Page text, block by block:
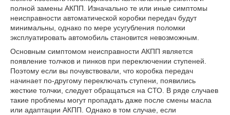
полной замены АКПП. Изначально те или иные симптомы
неисправности автоматической коробки передач будут
минимальны, однако по мере усугубления поломки
эксплуатировать автомобиль становится невозможным.
Основным симптомом неисправности АКПП является
появление толчков и пинков при переключении ступеней.
Поэтому если вы почувствовали, что коробка передач
начинает по-другому переключать ступени, появились
жесткие толчки, следует обращаться на СТО. В ряде случаев
такие проблемы могут пропадать даже после смены масла
или адаптации АКПП. Однако в том случае, если